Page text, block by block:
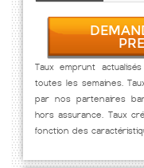
Taux emprunt
toutes les semaines.
par nos partenaires
hors assurance. Taux
fonction des